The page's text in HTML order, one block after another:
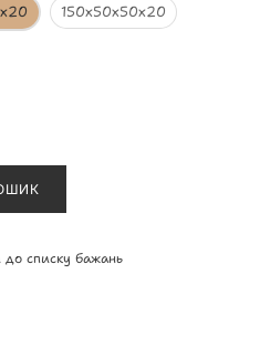
150х50х50х20
до списку бажань